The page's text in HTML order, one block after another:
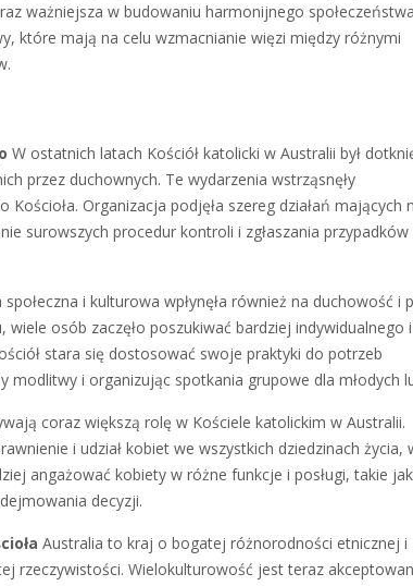
ważniejsza w budowaniu harmonijnego
które mają na celu wzmacnianie więzi między różnymi
W ostatnich latach Kościół katolicki w Australii był
przez duchownych. Te wydarzenia wstrząsnęły
Organizacja podjęła szereg działań mających
surowszych procedur kontroli i zgłaszania przypadków
społeczna i kulturowa wpłynęła również na duchowość i
wiele osób zaczęło poszukiwać bardziej indywidualnego i
stara się dostosować swoje praktyki do potrzeb
modlitwy i organizując spotkania grupowe dla młodych
coraz większą rolę w Kościele katolickim w Australii.
i udział kobiet we wszystkich dziedzinach życia,
angażować kobiety w różne funkcje i posługi, takie jak
decyzji.
Australia to kraj o bogatej różnorodności etnicznej i
rzeczywistości. Wielokulturowość jest teraz